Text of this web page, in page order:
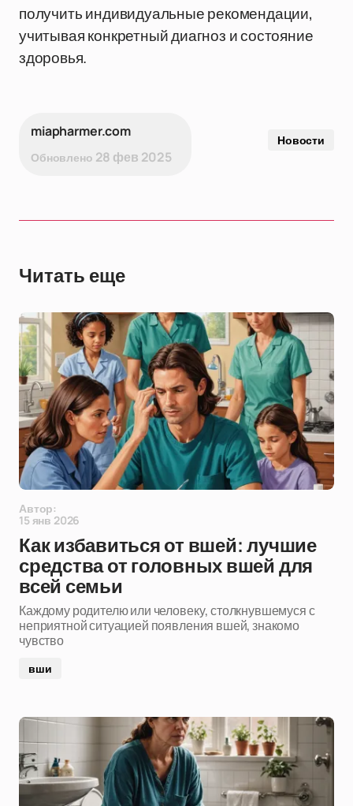
получить индивидуальные рекомендации,
учитывая конкретный диагноз и состояние
здоровья.
miapharmer.com
Обновлено 28 фев 2025
Новости
Читать еще
Автор:
15 янв 2026
Как избавиться от вшей: лучшие
средства от головных вшей для
всей семьи
Каждому родителю или человеку, столкнувшемуся с
неприятной ситуацией появления вшей, знакомо
чувство
вши